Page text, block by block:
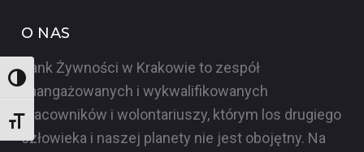
Wysoki kontrast
Rozmiar czcionki
O NAS
Bank Żywności w Krakowie to zespół
zaangażowanych i wykwalifikowanych
pracowników i wolontariuszy, którym los drugiego
człowieka i naszej planety nie jest obojętny. Na